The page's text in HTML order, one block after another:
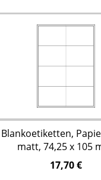
Blankoetiketten,
matt, 74,25 x 105
Packung = 100
Etiketten
17,70 €